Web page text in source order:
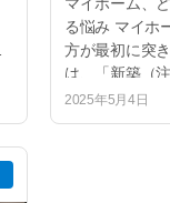
る悩み マイホ
方が最初に突
は、「新築（
から建てるか
入して自分た
2025年5月4日